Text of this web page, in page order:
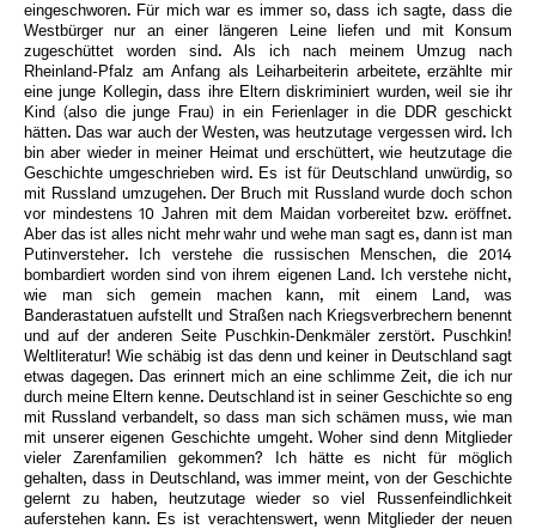
eingeschworen. Für mich war es immer so, dass ich sagte, dass die
Westbürger nur an einer längeren Leine liefen und mit Konsum
zugeschüttet worden sind. Als ich nach meinem Umzug nach
Rheinland-Pfalz am Anfang als Leiharbeiterin arbeitete, erzählte mir
eine junge Kollegin, dass ihre Eltern diskriminiert wurden, weil sie ihr
Kind (also die junge Frau) in ein Ferienlager in die DDR geschickt
hätten. Das war auch der Westen, was heutzutage vergessen wird. Ich
bin aber wieder in meiner Heimat und erschüttert, wie heutzutage die
Geschichte umgeschrieben wird. Es ist für Deutschland unwürdig, so
mit Russland umzugehen. Der Bruch mit Russland wurde doch schon
vor mindestens 10 Jahren mit dem Maidan vorbereitet bzw. eröffnet.
Aber das ist alles nicht mehr wahr und wehe man sagt es, dann ist man
Putinversteher. Ich verstehe die russischen Menschen, die 2014
bombardiert worden sind von ihrem eigenen Land. Ich verstehe nicht,
wie man sich gemein machen kann, mit einem Land, was
Banderastatuen aufstellt und Straßen nach Kriegsverbrechern benennt
und auf der anderen Seite Puschkin-Denkmäler zerstört. Puschkin!
Weltliteratur! Wie schäbig ist das denn und keiner in Deutschland sagt
etwas dagegen. Das erinnert mich an eine schlimme Zeit, die ich nur
durch meine Eltern kenne. Deutschland ist in seiner Geschichte so eng
mit Russland verbandelt, so dass man sich schämen muss, wie man
mit unserer eigenen Geschichte umgeht. Woher sind denn Mitglieder
vieler Zarenfamilien gekommen? Ich hätte es nicht für möglich
gehalten, dass in Deutschland, was immer meint, von der Geschichte
gelernt zu haben, heutzutage wieder so viel Russenfeindlichkeit
auferstehen kann. Es ist verachtenswert, wenn Mitglieder der neuen